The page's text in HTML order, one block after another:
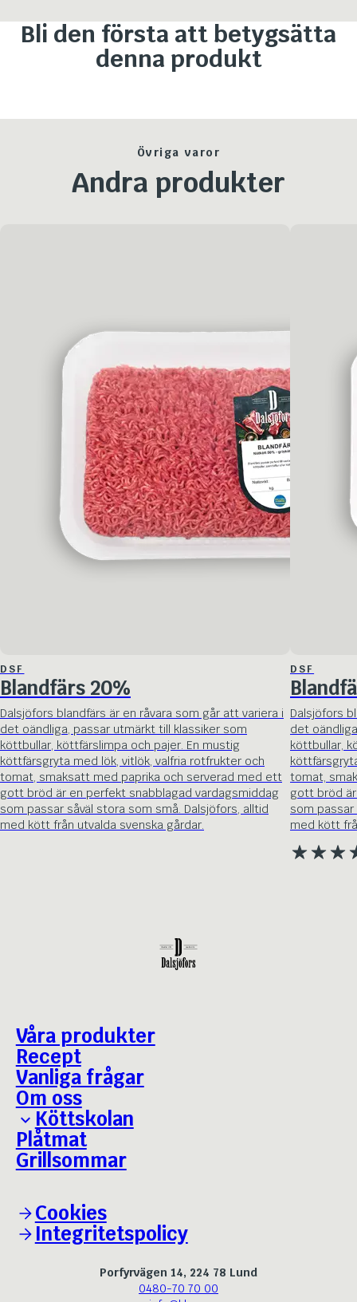
Bli den första att betygsätta
denna produkt
Övriga varor
Andra produkter
DSF
Blandfärs 20%
Dalsjöfors blandfärs är en råvara som går att variera i
det oändliga, passar utmärkt till klassiker som
köttbullar, köttfärslimpa och pajer. En mustig
köttfärsgryta med lök, vitlök, valfria rotfrukter och
tomat, smaksatt med paprika och serverad med ett
gott bröd är en perfekt snabblagad vardagsmiddag
som passar såväl stora som små. Dalsjöfors, alltid
med kött från utvalda svenska gårdar.
DSF
Dalsjöfors
det
köttbullar,
tomat,
gott bröd
som passar
med kött
Våra produkter
Recept
Vanliga frågar
Om oss
Köttskolan
Grillguiden
Bäst i test - Julskinka
Plåtmat
Grillsommar
Cookies
Integritetspolicy
Porfyrvägen 14, 224 78 Lund
0480-70 70 00